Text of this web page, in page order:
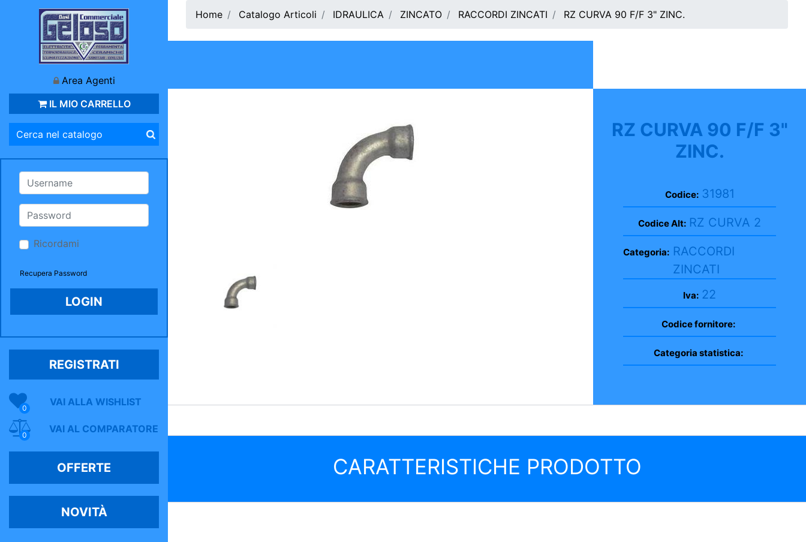
Area Agenti
IL MIO CARRELLO
Ricordami
Recupera Password
REGISTRATI
VAI ALLA WISHLIST
0
VAI AL COMPARATORE
0
OFFERTE
NOVITÀ
Home Catalogo Articoli IDRAULICA ZINCATO RACCORDI ZINCATI RZ CURVA 90 F/F 3" ZINC.
RZ CURVA 90 F/F 3"
ZINC.
Codice: 31981
Codice Alt: RZ CURVA 2
Categoria: RACCORDI
ZINCATI
Iva: 22
Codice fornitore:
Categoria statistica:
CARATTERISTICHE PRODOTTO